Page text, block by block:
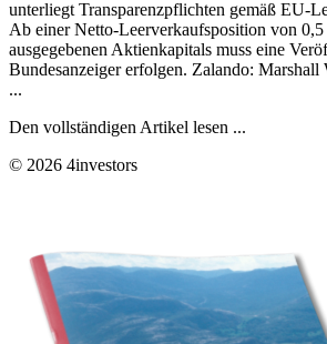
unterliegt Transparenzpflichten gemäß EU-
Ab einer Netto-Leerverkaufsposition von 0,5
ausgegebenen Aktienkapitals muss eine
Bundesanzeiger erfolgen. Zalando: Marshall
...
Den vollständigen Artikel lesen ...
© 2026 4investors